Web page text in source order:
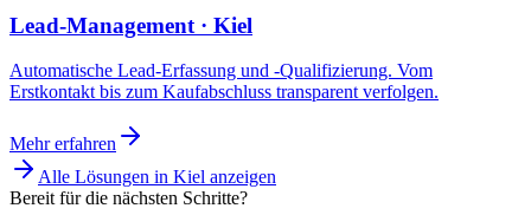
Lead-Management · Kiel
Automatische Lead-Erfassung und -Qualifizierung. Vom
Erstkontakt bis zum Kaufabschluss transparent verfolgen.
Mehr erfahren
Alle Lösungen in Kiel anzeigen
Bereit für die nächsten Schritte?